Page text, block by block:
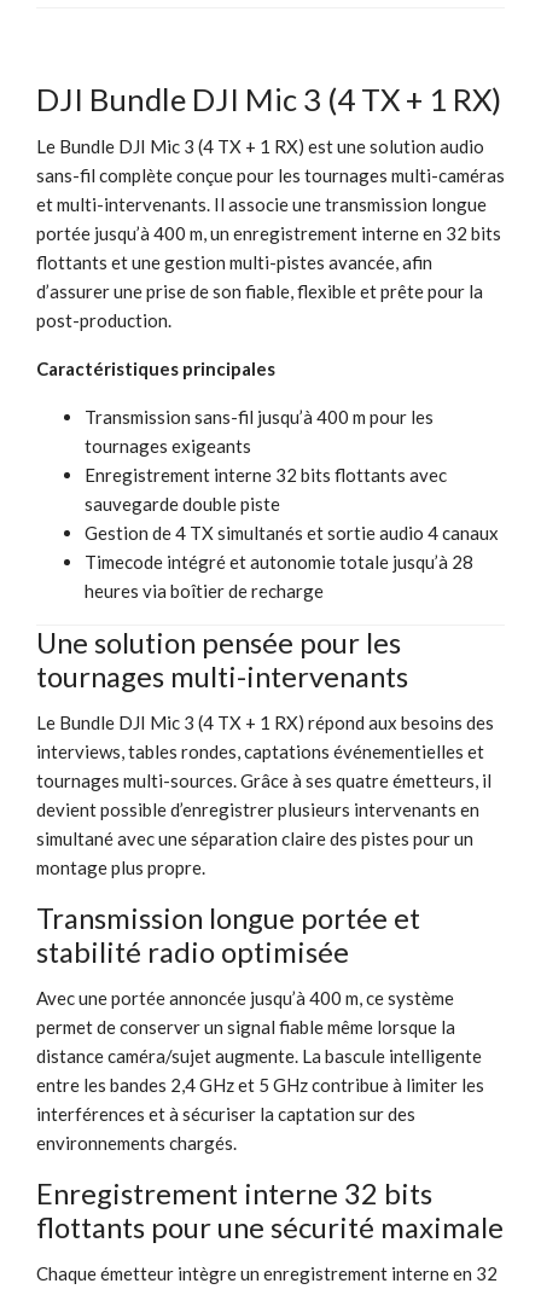
DJI Bundle DJI Mic 3 (4 TX + 1 RX)
Le Bundle DJI Mic 3 (4 TX + 1 RX) est une solution audio
sans-fil complète conçue pour les tournages multi-caméras
et multi-intervenants. Il associe une transmission longue
portée jusqu’à 400 m, un enregistrement interne en 32 bits
flottants et une gestion multi-pistes avancée, afin
d’assurer une prise de son fiable, flexible et prête pour la
post-production.
Caractéristiques principales
Transmission sans-fil jusqu’à 400 m pour les
tournages exigeants
Enregistrement interne 32 bits flottants avec
sauvegarde double piste
Gestion de 4 TX simultanés et sortie audio 4 canaux
Timecode intégré et autonomie totale jusqu’à 28
heures via boîtier de recharge
Une solution pensée pour les
tournages multi-intervenants
Le Bundle DJI Mic 3 (4 TX + 1 RX) répond aux besoins des
interviews, tables rondes, captations événementielles et
tournages multi-sources. Grâce à ses quatre émetteurs, il
devient possible d’enregistrer plusieurs intervenants en
simultané avec une séparation claire des pistes pour un
montage plus propre.
Transmission longue portée et
stabilité radio optimisée
Avec une portée annoncée jusqu’à 400 m, ce système
permet de conserver un signal fiable même lorsque la
distance caméra/sujet augmente. La bascule intelligente
entre les bandes 2,4 GHz et 5 GHz contribue à limiter les
interférences et à sécuriser la captation sur des
environnements chargés.
Enregistrement interne 32 bits
flottants pour une sécurité maximale
Chaque émetteur intègre un enregistrement interne en 32